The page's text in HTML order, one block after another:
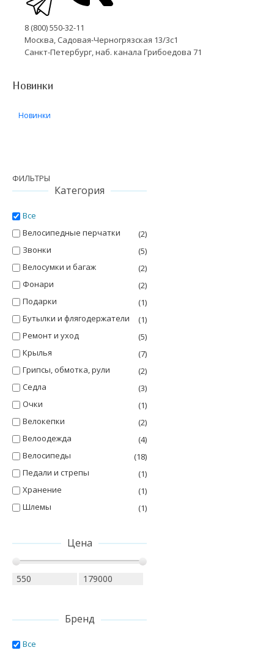
8 (800) 550-32-11
Москва, Садовая-Черногрязская 13/3с1
Санкт-Петербург, наб. канала Грибоедова 71
Новинки
Новинки
ФИЛЬТРЫ
Категория
Все
Велосипедные перчатки
(2)
Звонки
(5)
Велосумки и багаж
(2)
Фонари
(2)
Подарки
(1)
Бутылки и флягодержатели
(1)
Ремонт и уход
(5)
Крылья
(7)
Грипсы, обмотка, рули
(2)
Седла
(3)
Очки
(1)
Велокепки
(2)
Велоодежда
(4)
Велосипеды
(18)
Педали и стрепы
(1)
Хранение
(1)
Шлемы
(1)
Цена
Бренд
Все